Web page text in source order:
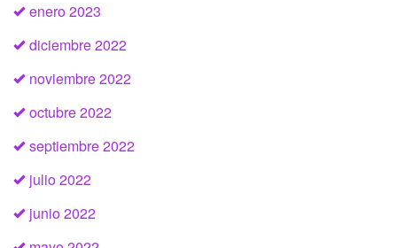
enero 2023
diciembre 2022
noviembre 2022
octubre 2022
septiembre 2022
julio 2022
junio 2022